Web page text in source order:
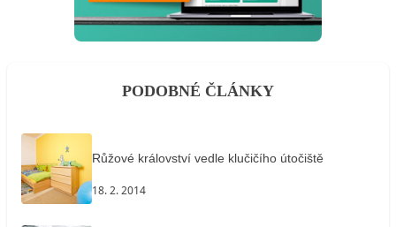
PODOBNÉ ČLÁNKY
Růžové království vedle klučičího útočiště
18. 2. 2014